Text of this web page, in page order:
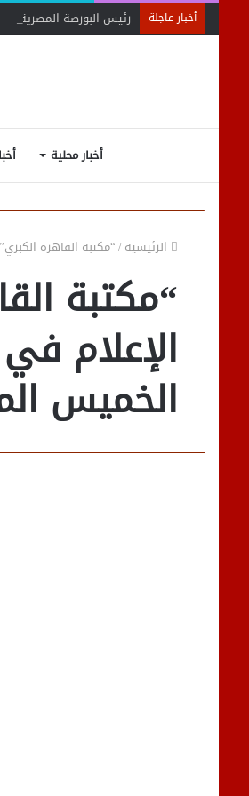
أخبار عاجلة رئيس البورصة المصرية
أخبار محلية
الرئيسية/“مكتبة القاهرة
“مكتبة
الإعلام
الخميس